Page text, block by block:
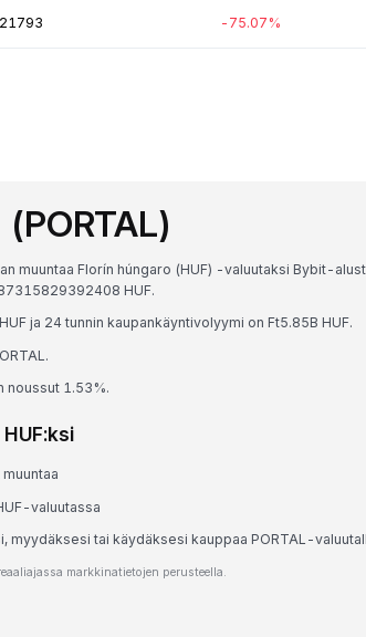
-75.07%
muuntaa Florín húngaro (HUF) -valuutaksi Bybit-
HUF.
ja 24 tunnin kaupankäyntivolyymi on Ft5.85B HUF.
noussut 1.53%.
valuutassa
tai käydäksesi kauppaa PORTAL-
markkinatietojen perusteella.